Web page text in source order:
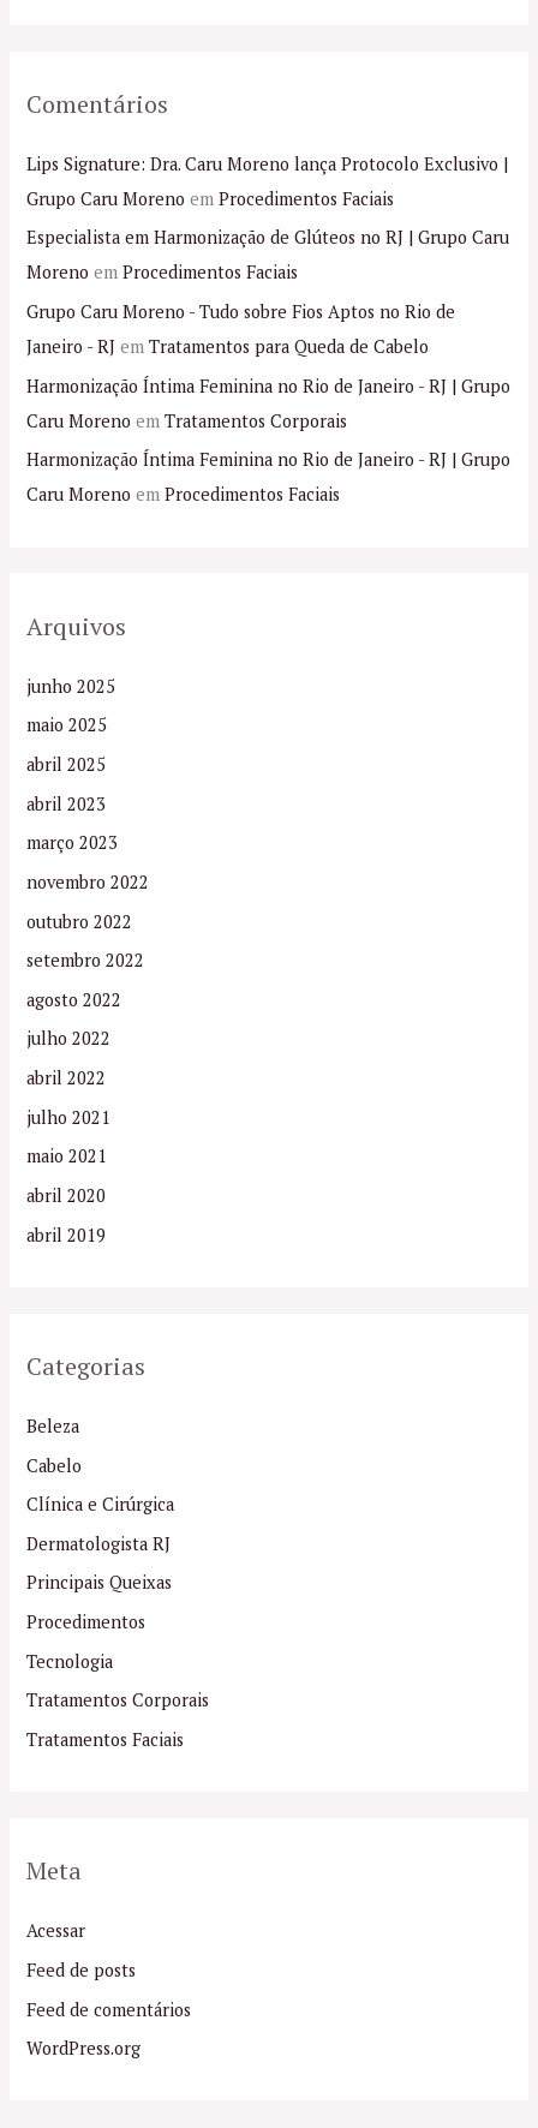
Comentários
Lips Signature: Dra. Caru Moreno lança Protocolo Exclusivo |
Grupo Caru Moreno emProcedimentos Faciais
Especialista em Harmonização de Glúteos no RJ | Grupo Caru
Moreno emProcedimentos Faciais
Grupo Caru Moreno - Tudo sobre Fios Aptos no Rio de
Janeiro - RJ emTratamentos para Queda de Cabelo
Harmonização Íntima Feminina no Rio de Janeiro - RJ | Grupo
Caru Moreno emTratamentos Corporais
Harmonização Íntima Feminina no Rio de Janeiro - RJ | Grupo
Caru Moreno emProcedimentos Faciais
Arquivos
junho 2025
maio 2025
abril 2025
abril 2023
março 2023
novembro 2022
outubro 2022
setembro 2022
agosto 2022
julho 2022
abril 2022
julho 2021
maio 2021
abril 2020
abril 2019
Categorias
Beleza
Cabelo
Clínica e Cirúrgica
Dermatologista RJ
Principais Queixas
Procedimentos
Tecnologia
Tratamentos Corporais
Tratamentos Faciais
Meta
Acessar
Feed de posts
Feed de comentários
WordPress.org